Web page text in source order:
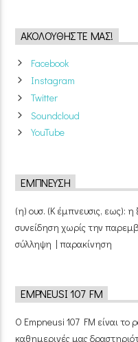
ΑΚΟΛΟΥΘΉΣΤΕ ΜΑΣ!
Facebook
Instagram
Twitter
Soundcloud
YouTube
ΈΜΠΝΕΥΣΗ
(η) ουσ. (Κ έμπνευσις, εως): η
συνείδηση χωρίς την
σύλληψη | παρακίνηση
EMPNEUSI 107 FM
Ο Empneusi 107 FM είναι το
καθημερινές μας